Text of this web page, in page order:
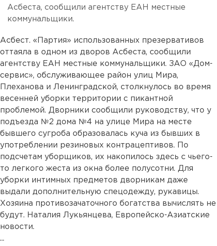
Асбеста, сообщили агентству ЕАН местные
коммунальщики.
Асбест. «Партия» использованных презервативов
оттаяла в одном из дворов Асбеста, сообщили
агентству ЕАН местные коммунальщики. ЗАО «Дом-
сервис», обслуживающее район улиц Мира,
Плеханова и Ленинградской, столкнулось во время
весенней уборки территории с пикантной
проблемой. Дворники сообщили руководству, что у
подъезда №2 дома №4 на улице Мира на месте
бывшего сугроба образовалась куча из бывших в
употреблении резиновых контрацептивов. По
подсчетам уборщиков, их накопилось здесь с чьего-
то легкого жеста из окна более полусотни. Для
уборки интимных предметов дворникам даже
выдали дополнительную спецодежду, рукавицы.
Хозяина противозачаточного богатства вычислять не
будут. Наталия Лукьянцева, Европейско-Азиатские
новости.
...